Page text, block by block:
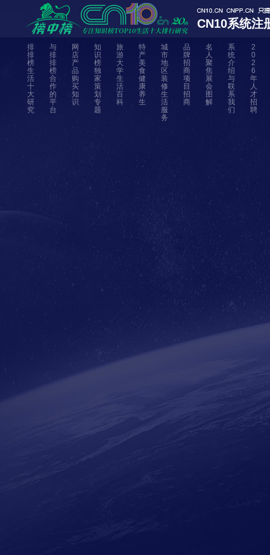
CN10系统注
排
排
榜
生
活
十
大
研
究
与
排
排
榜
合
作
的
平
台
网
店
产
品
购
买
知
识
知
识
榜
独
家
策
划
专
题
旅
游
大
学
生
活
百
科
特
产
美
食
健
康
养
生
城
市
地
区
装
修
生
活
服
务
品
牌
招
商
项
目
招
商
名
人
聚
焦
展
会
图
解
系
统
介
绍
与
联
系
我
们
2
0
2
6
年
人
才
招
聘